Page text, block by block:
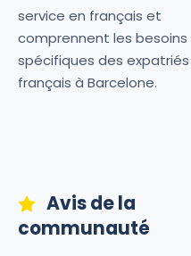
service en français et
comprennent les besoins
spécifiques des expatriés
français à Barcelone.
Avis de la
communauté